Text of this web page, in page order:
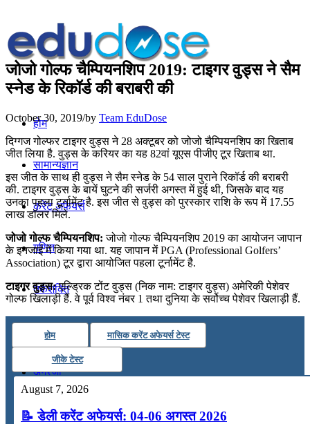
होम
सामान्यज्ञान
करेंट अफेयर्स
गणित
तर्कशक्ति
कंप्यूटर
अंग्रेजी
मॉक टेस्ट
जोजो गोल्फ चैम्पियनशिप 2019: टाइगर वुड्स ने सैम
स्नेड के रिकॉर्ड की बराबरी की
October 30, 2019/by Team EduDose
दिग्गज गोल्फर टाइगर वुड्स ने 28 अक्टूबर को जोजो चैम्पियनशिप का खिताब
जीत लिया है. वुड्स के करियर का यह 82वां यूएस पीजीए टूर खिताब था.
इस जीत के साथ ही वुड्स ने सैम स्नेड के 54 साल पुराने रिकॉर्ड की बराबरी
की. टाइगर वुड्स के बायें घुटने की सर्जरी अगस्त में हुई थी, जिसके बाद यह
उनका पहला टूर्नामेंट है. इस जीत से वुड्स को पुरस्कार राशि के रूप में 17.55
लाख डॉलर मिले.
जोजो गोल्फ चैम्पियनशिप: जोजो गोल्फ चैम्पियनशिप 2019 का आयोजन जापान
के इनजाई में किया गया था. यह जापान में PGA (Professional Golfers’
Association) टूर द्वारा आयोजित पहला टूर्नामेंट है.
टाइगर वुड्स:एल्ड्रिक टोंट वुड्स (निक नाम: टाइगर वुड्स) अमेरिकी पेशेवर
गोल्फ खिलाड़ी हैं. वे पूर्व विश्व नंबर 1 तथा दुनिया के सर्वोच्च पेशेवर खिलाड़ी हैं.
होम मासिक करेंट अफेयर्स टेस्ट
जीके टेस्ट
August 7, 2026
📝 डेली करेंट अफेयर्स: 04-06 अगस्त 2026